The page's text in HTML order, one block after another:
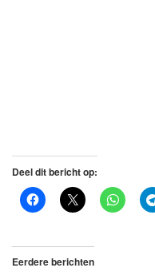
Deel dit bericht op:
Eerdere berichten